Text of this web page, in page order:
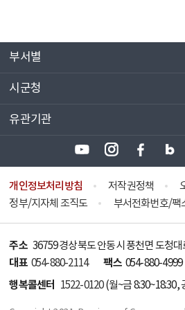
부서별
시군청
유관기관
개인정보처리방침 저작권정책
정부/지자체 조직도
부서전화번호/팩
주소 36759 경상북도 안동시 풍천면 도청대
대표 054-880-2114 팩스 054-880-4999
행복콜센터 1522-0120(월~금 8:30~18:30,